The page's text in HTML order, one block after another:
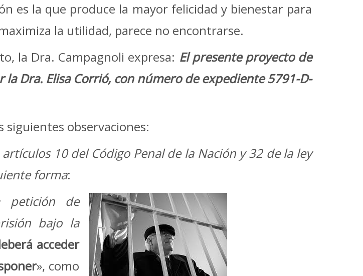
es la que produce la mayor felicidad y bienestar para
la utilidad, parece no encontrarse.
Dra. Campagnoli expresa: El presente proyecto de
Dra. Elisa Corrió, con número de expediente 5791-D-
observaciones:
10 del Código Penal de la Nación y 32 de la ley
forma:
petición de
bajo la
acceder
», como